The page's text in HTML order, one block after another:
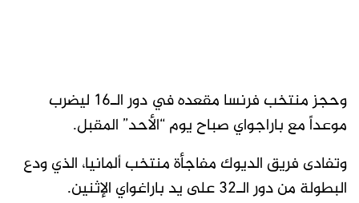
وحجز منتخب فرنسا مقعده في دور الـ16 ليضرب
موعداً مع باراجواي صباح يوم “الأحد” المقبل.
وتفادى فريق الديوك مفاجأة منتخب ألمانيا، الذي ودع
البطولة من دور الـ32 على يد باراغواي الإثنين.